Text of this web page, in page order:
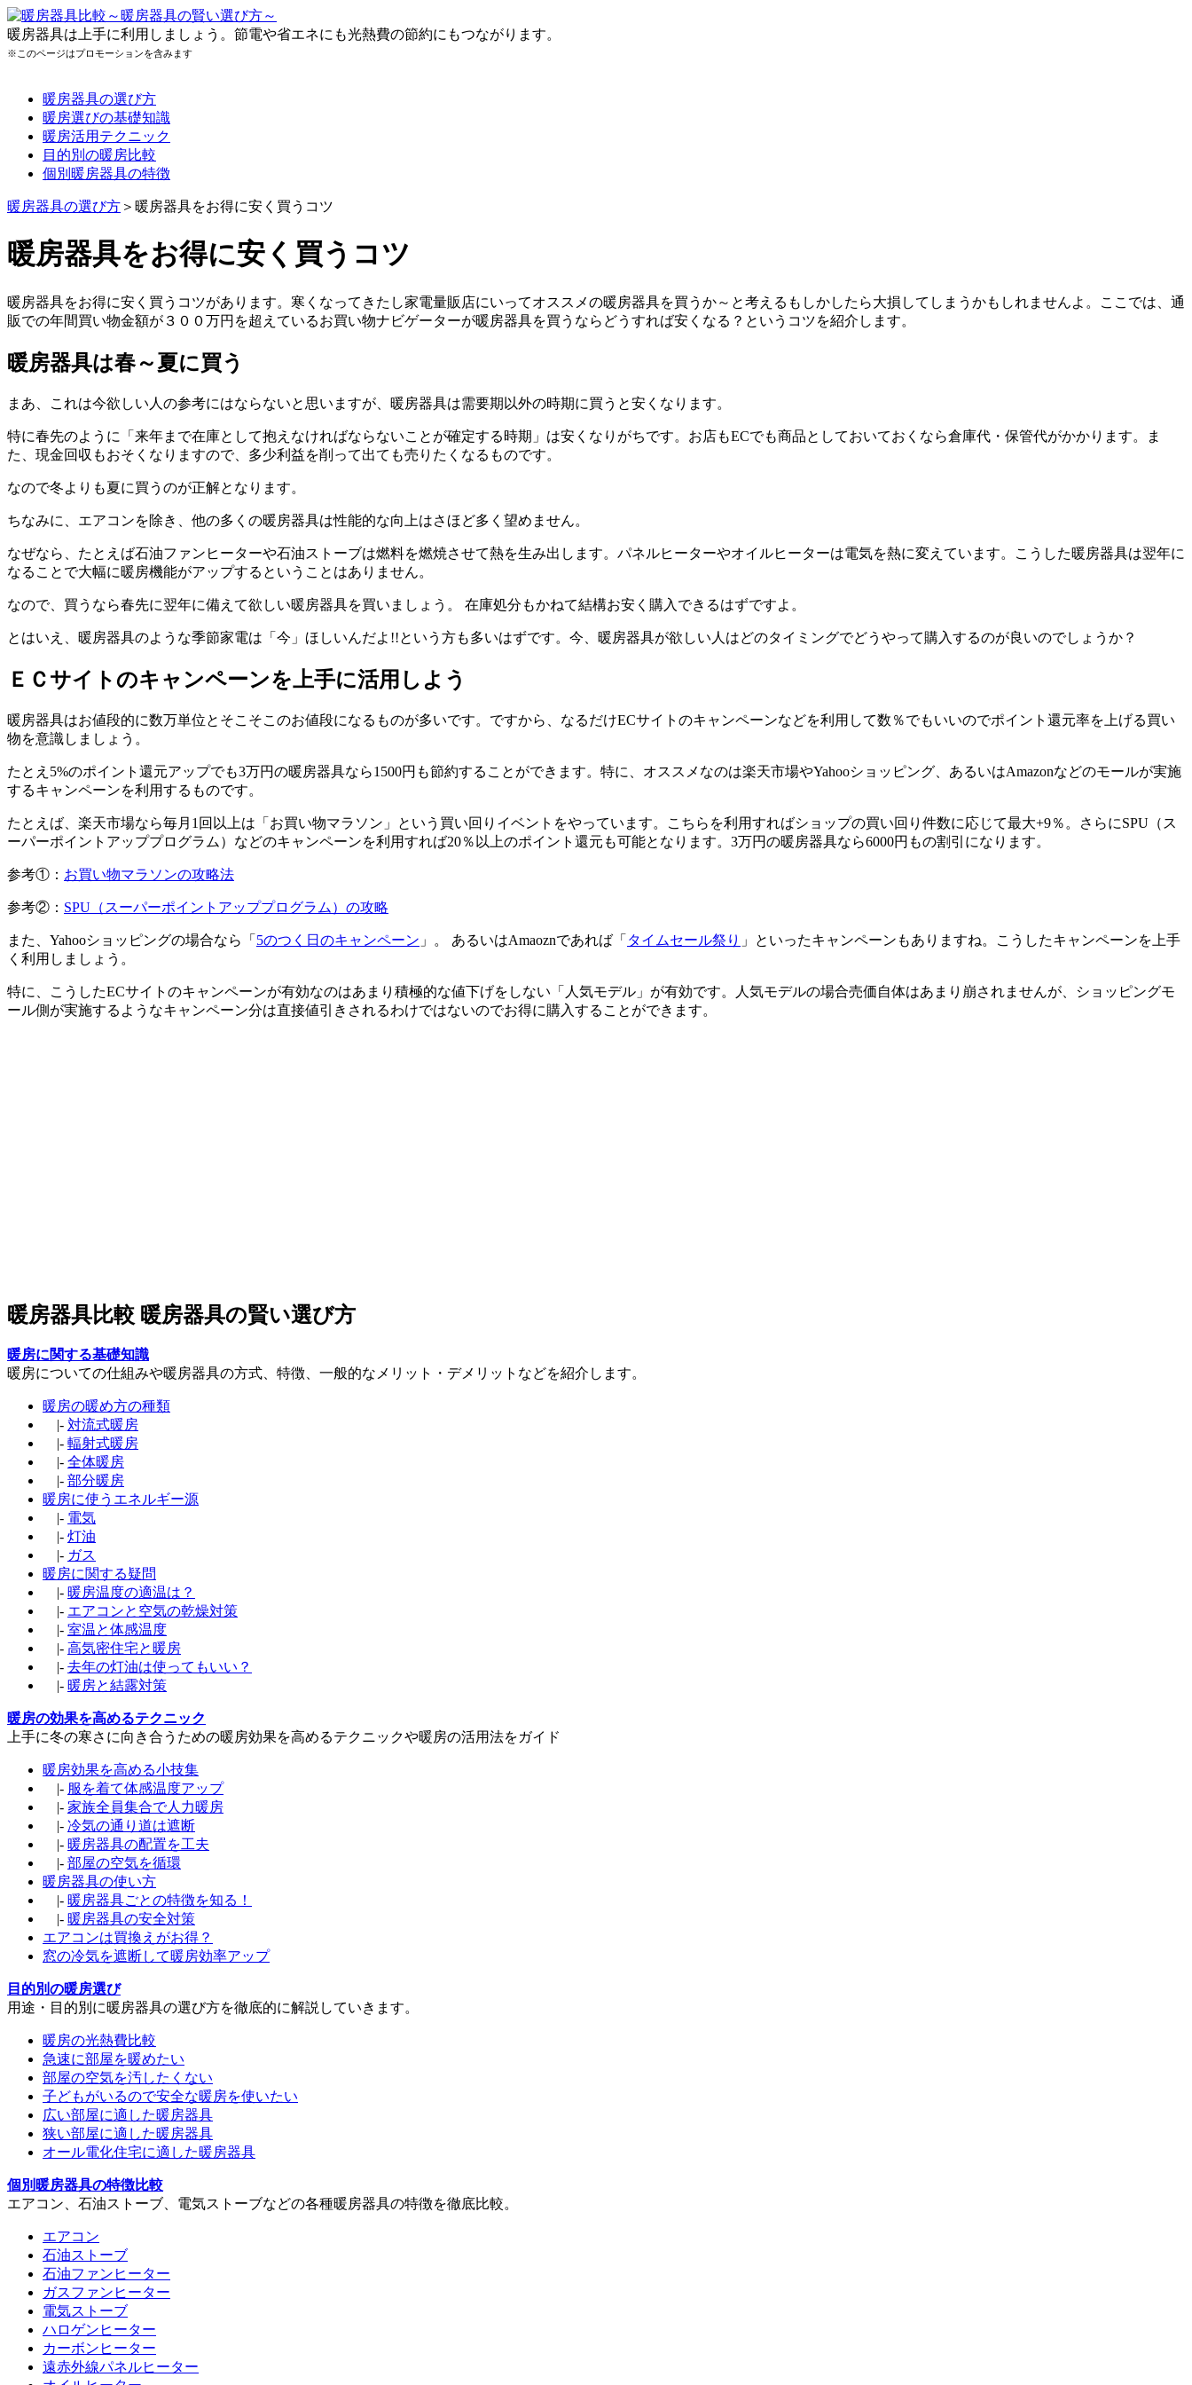
暖房器具は上手に利用しましょう。節電や省エネにも光熱費の節約にもつながります。
※このページはプロモーションを含みます
暖房器具の選び方
暖房選びの基礎知識
暖房活用テクニック
目的別の暖房比較
個別暖房器具の特徴
暖房器具の選び方 ＞暖房器具をお得に安く買うコツ
暖房器具をお得に安く買うコツ
暖房器具をお得に安く買うコツがあります。寒くなってきたし家電量販店にいってオススメの暖房器具を買うか～と考えるもしかしたら大損してしまうかもしれませんよ。ここでは、通
販での年間買い物金額が３００万円を超えているお買い物ナビゲーターが暖房器具を買うならどうすれば安くなる？というコツを紹介します。
暖房器具は春～夏に買う
まあ、これは今欲しい人の参考にはならないと思いますが、暖房器具は需要期以外の時期に買うと安くなります。
特に春先のように「来年まで在庫として抱えなければならないことが確定する時期」は安くなりがちです。お店もECでも商品としておいておくなら倉庫代・保管代がかかります。ま
た、現金回収もおそくなりますので、多少利益を削って出ても売りたくなるものです。
なので冬よりも夏に買うのが正解となります。
ちなみに、エアコンを除き、他の多くの暖房器具は性能的な向上はさほど多く望めません。
なぜなら、たとえば石油ファンヒーターや石油ストーブは燃料を燃焼させて熱を生み出します。パネルヒーターやオイルヒーターは電気を熱に変えています。こうした暖房器具は翌年に
なることで大幅に暖房機能がアップするということはありません。
なので、買うなら春先に翌年に備えて欲しい暖房器具を買いましょう。 在庫処分もかねて結構お安く購入できるはずですよ。
とはいえ、暖房器具のような季節家電は「今」ほしいんだよ!!という方も多いはずです。今、暖房器具が欲しい人はどのタイミングでどうやって購入するのが良いのでしょうか？
ＥＣサイトのキャンペーンを上手に活用しよう
暖房器具はお値段的に数万単位とそこそこのお値段になるものが多いです。ですから、なるだけECサイトのキャンペーンなどを利用して数％でもいいのでポイント還元率を上げる買い
物を意識しましょう。
たとえ5%のポイント還元アップでも3万円の暖房器具なら1500円も節約することができます。特に、オススメなのは楽天市場やYahooショッピング、あるいはAmazonなどのモールが実施
するキャンペーンを利用するものです。
たとえば、楽天市場なら毎月1回以上は「お買い物マラソン」という買い回りイベントをやっています。こちらを利用すればショップの買い回り件数に応じて最大+9％。さらにSPU（ス
ーパーポイントアッププログラム）などのキャンペーンを利用すれば20％以上のポイント還元も可能となります。3万円の暖房器具なら6000円もの割引になります。
参考①： お買い物マラソンの攻略法
参考②： SPU（スーパーポイントアッププログラム）の攻略
また、Yahooショッピングの場合なら「 5のつく日のキャンペーン 」。 あるいはAmaoznであれば「 タイムセール祭り 」といったキャンペーンもありますね。こうしたキャンペーンを上手
く利用しましょう。
特に、こうしたECサイトのキャンペーンが有効なのはあまり積極的な値下げをしない「人気モデル」が有効です。人気モデルの場合売価自体はあまり崩されませんが、ショッピングモ
ール側が実施するようなキャンペーン分は直接値引きされるわけではないのでお得に購入することができます。
暖房器具比較 暖房器具の賢い選び方
暖房に関する基礎知識
暖房についての仕組みや暖房器具の方式、特徴、一般的なメリット・デメリットなどを紹介します。
暖房の暖め方の種類
|- 対流式暖房
|- 輻射式暖房
|- 全体暖房
|- 部分暖房
暖房に使うエネルギー源
|- 電気
|- 灯油
|- ガス
暖房に関する疑問
|- 暖房温度の適温は？
|- エアコンと空気の乾燥対策
|- 室温と体感温度
|- 高気密住宅と暖房
|- 去年の灯油は使ってもいい？
|- 暖房と結露対策
暖房の効果を高めるテクニック
上手に冬の寒さに向き合うための暖房効果を高めるテクニックや暖房の活用法をガイド
暖房効果を高める小技集
|- 服を着て体感温度アップ
|- 家族全員集合で人力暖房
|- 冷気の通り道は遮断
|- 暖房器具の配置を工夫
|- 部屋の空気を循環
暖房器具の使い方
|- 暖房器具ごとの特徴を知る！
|- 暖房器具の安全対策
エアコンは買換えがお得？
窓の冷気を遮断して暖房効率アップ
目的別の暖房選び
用途・目的別に暖房器具の選び方を徹底的に解説していきます。
暖房の光熱費比較
急速に部屋を暖めたい
部屋の空気を汚したくない
子どもがいるので安全な暖房を使いたい
広い部屋に適した暖房器具
狭い部屋に適した暖房器具
オール電化住宅に適した暖房器具
個別暖房器具の特徴比較
エアコン、石油ストーブ、電気ストーブなどの各種暖房器具の特徴を徹底比較。
エアコン
石油ストーブ
石油ファンヒーター
ガスファンヒーター
電気ストーブ
ハロゲンヒーター
カーボンヒーター
遠赤外線パネルヒーター